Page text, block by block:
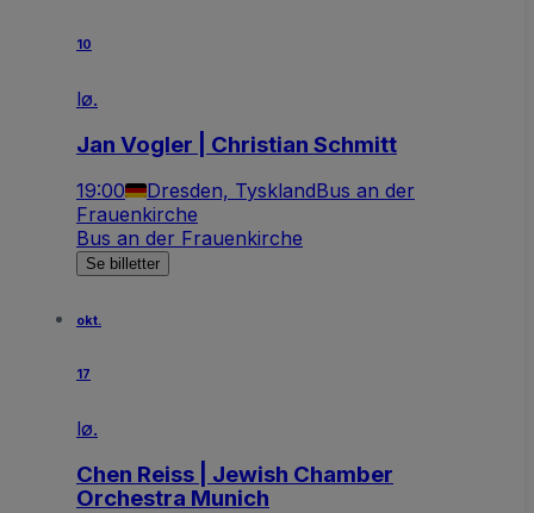
10
lø.
Jan Vogler | Christian Schmitt
19:00 Dresden, TysklandBus an der
Frauenkirche
Bus an der Frauenkirche
Se billetter
okt.
17
lø.
Chen Reiss | Jewish Chamber
Orchestra Munich